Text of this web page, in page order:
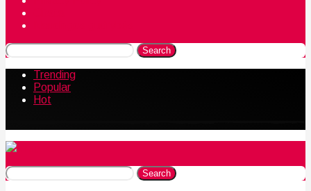
Search
Trending
Popular
Hot
Search